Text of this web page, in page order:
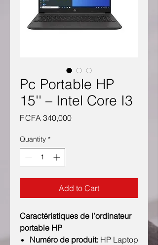
Pc Portable HP
15'' – Intel Core I3
F CFA 340,000Price
Quantity *
Add to Cart
Caractéristiques de l’ordinateur
portable HP
Numéro de produit: HP Laptop